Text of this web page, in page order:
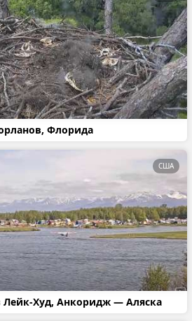
Флорида
Лейк-Худ, Анкоридж — Аляска
США